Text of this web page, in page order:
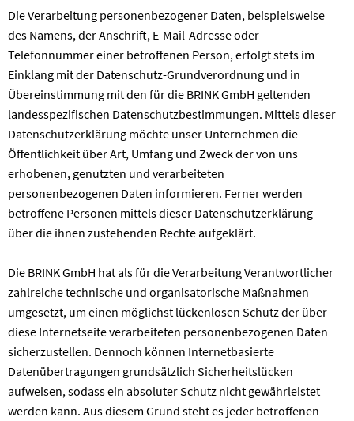
Die Verarbeitung personenbezogener Daten, beispielsweise
des Namens, der Anschrift, E-Mail-Adresse oder
Telefonnummer einer betroffenen Person, erfolgt stets im
Einklang mit der Datenschutz-Grundverordnung und in
Übereinstimmung mit den für die BRINK GmbH geltenden
landesspezifischen Datenschutzbestimmungen. Mittels dieser
Datenschutzerklärung möchte unser Unternehmen die
Öffentlichkeit über Art, Umfang und Zweck der von uns
erhobenen, genutzten und verarbeiteten
personenbezogenen Daten informieren. Ferner werden
betroffene Personen mittels dieser Datenschutzerklärung
über die ihnen zustehenden Rechte aufgeklärt.
Die BRINK GmbH hat als für die Verarbeitung Verantwortlicher
zahlreiche technische und organisatorische Maßnahmen
umgesetzt, um einen möglichst lückenlosen Schutz der über
diese Internetseite verarbeiteten personenbezogenen Daten
sicherzustellen. Dennoch können Internetbasierte
Datenübertragungen grundsätzlich Sicherheitslücken
aufweisen, sodass ein absoluter Schutz nicht gewährleistet
werden kann. Aus diesem Grund steht es jeder betroffenen